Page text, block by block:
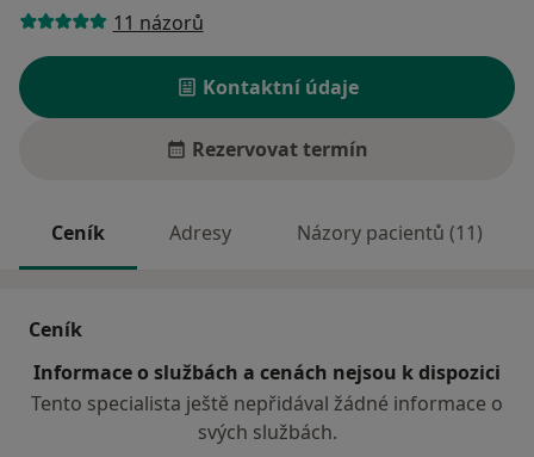
11 názorů
Kontaktní údaje
Rezervovat termín
Ceník Adresy Názory pacientů (11)
Ceník
Informace o službách a cenách nejsou k dispozici
Tento specialista ještě nepřidával žádné informace o
svých službách.